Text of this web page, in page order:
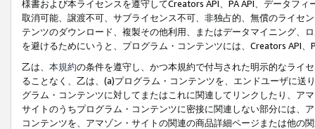
様書および本ライセンスを遵守してCreators API、PA API、データフ
取消可能、譲渡不可、サブライセンス不可、非独占的、無償のライセ
テンツのダウンロード、複製その他利用、またはデータマイニング、
を避けるためにいうと、プログラム・コンテンツには、Creators API
乙は、 本規約の条件を遵守し、かつ本規約で付与された明示的なライ
ることなく、乙は、(a)プログラム・コンテンツを、エンドユーザに
グラム・コンテンツに対してまたはこれに関連してリンクしたり、ア
サイトのうちプログラム・コンテンツに密接に関連しない部分には、
コンテンツを、アマゾン・サイトの関連の商品詳細ページまたは他の